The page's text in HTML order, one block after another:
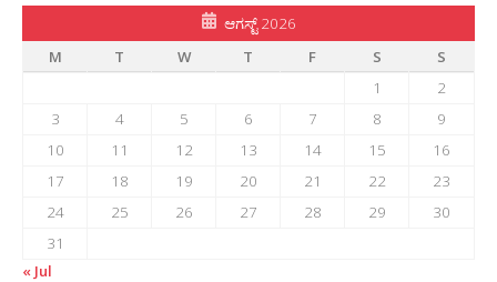
ಆಗಸ್ಟ್ 2026
M
T W T F S
S
1
2
3
4 5 6 7 8
9
10
11 12 13 14 15
16
17
18 19 20 21 22
23
24
25 26 27 28 29
30
31
« Jul